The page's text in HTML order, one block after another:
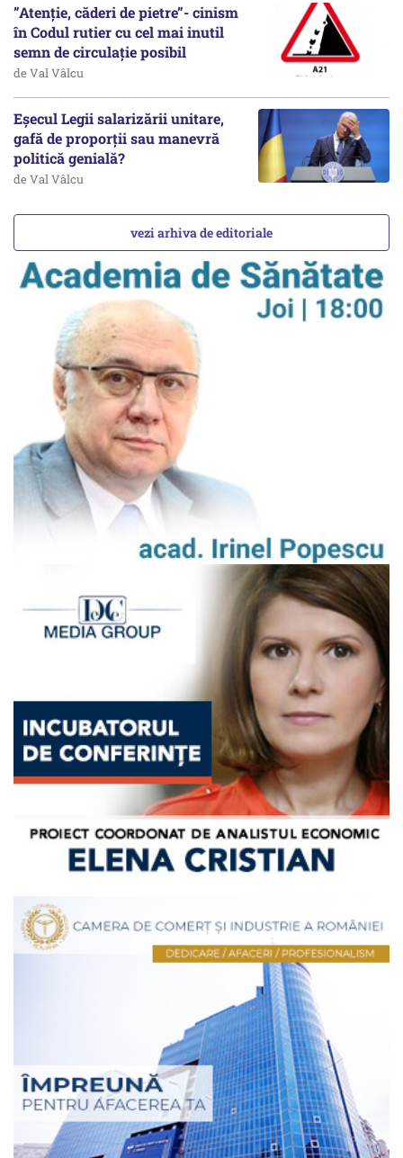
”Atenție, căderi de pietre”- cinism
în Codul rutier cu cel mai inutil
semn de circulație posibil
de Val Vâlcu
Eșecul Legii salarizării unitare,
gafă de proporții sau manevră
politică genială?
de Val Vâlcu
vezi arhiva de editoriale